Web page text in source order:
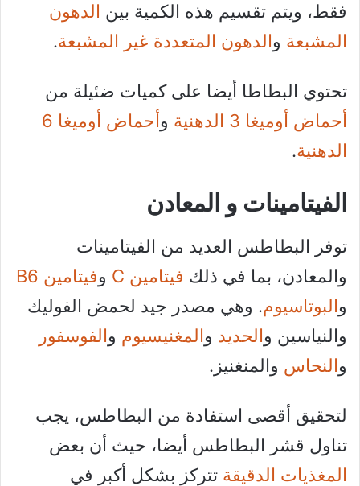
فقط، ويتم تقسيم هذه الكمية بين الدهون
المشبعة والدهون المتعددة غير المشبعة.
تحتوي البطاطا أيضا على كميات ضئيلة من
أحماض أوميغا 3 الدهنية
و
أحماض أوميغا 6
الدهنية.
الفيتامينات و المعادن
توفر البطاطس العديد من الفيتامينات
والمعادن، بما في ذلك فيتامين C وفيتامين B6
والبوتاسيوم. وهي مصدر جيد لحمض الفوليك
والنياسين والحديد والمغنيسيوم والفوسفور
والنحاس والمنغنيز.
لتحقيق أقصى استفادة من البطاطس، يجب
تناول قشر البطاطس أيضا، حيث أن بعض
المغذيات الدقيقة تتركز بشكل أكبر في